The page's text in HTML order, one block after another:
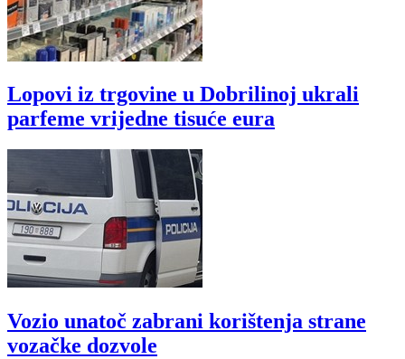
Lopovi iz trgovine u Dobrilinoj ukrali
parfeme vrijedne tisuće eura
Vozio unatoč zabrani korištenja strane
vozačke dozvole